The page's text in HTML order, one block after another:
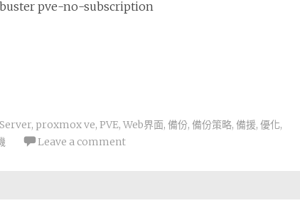
pve-no-subscription
, proxmox ve, PVE, Web界面, 備份, 備份策略, 備援, 優化,
Leave a comment